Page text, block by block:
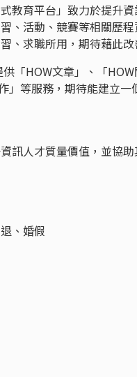
教育平台」致力於提升
、活動、競賽等相關歷
、求職所用，期待藉此
「HOW文章」、「
」等服務，期待能建立
訊人才質量價值，並協
、婚假